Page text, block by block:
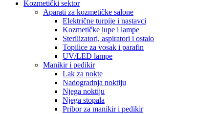
Kozmetički sektor
Aparati za kozmetičke salone
Električne turpije i nastavci
Kozmetičke lupe i lampe
Sterilizatori, aspiratori i ostalo
Topilice za vosak i parafin
UV/LED lampe
Manikir i pedikir
Lak za nokte
Nadogradnja noktiju
Njega noktiju
Njega stopala
Pribor za manikir i pedikir